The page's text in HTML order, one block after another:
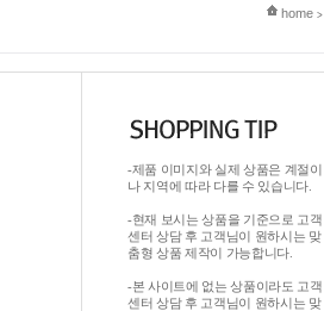
현재 위치
home >
-제품 이미지와 실제 상품은 계절이
나 지역에 따라 다를 수 있습니다.
-현재 보시는 상품을 기준으로 고객
센터 상담 후 고객님이 원하시는 맞
춤형 상품 제작이 가능합니다.
-본 사이트에 없는 상품이라도 고객
센터 상담 후 고객님이 원하시는 맞